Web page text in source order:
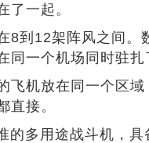
了一起。
8到12架阵风之间
同一个机场同时驻扎
飞机放在同一个区
直接。
的多用途战斗机，